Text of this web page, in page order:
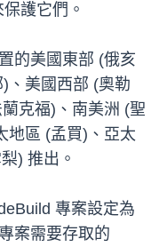
護它們。
的美國東部 (俄亥
、美國西部 (奧勒
克福)、南美洲 (聖
地區 (孟買)、亞太
) 推出。
專案設定為
案需要存取的